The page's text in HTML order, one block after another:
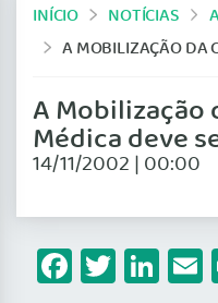
INÍCIO NOTÍCIAS
A MOBILIZAÇÃO DA CATEGORIA MÉDICA DEVE SER,
A Mobilização
Médica deve
14/11/2002 | 00:00
Facebook